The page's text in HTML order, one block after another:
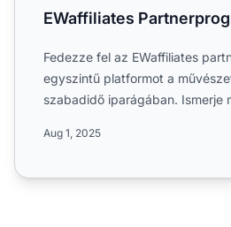
EWaffiliates
Fedezze fel az EWaffiliates
egyszintű platformot a
szabadidő iparágában. Ismerje
Aug 1, 2025